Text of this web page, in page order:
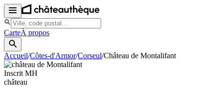
CarteÀ propos
Accueil/Côtes-d'Armor/Corseul/Château de Montalifant
Inscrit MH
château